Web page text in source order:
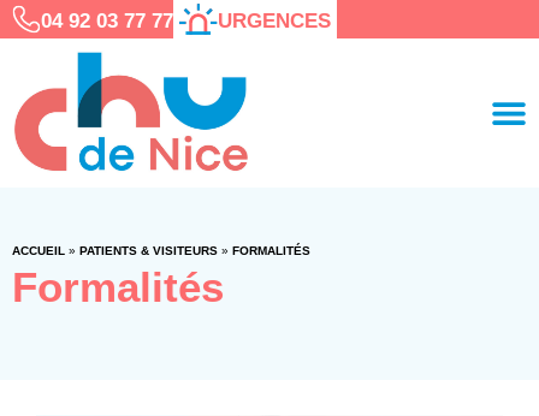
04 92 03 77 77 URGENCES
ACCUEIL » PATIENTS & VISITEURS » FORMALITÉS
Formalités